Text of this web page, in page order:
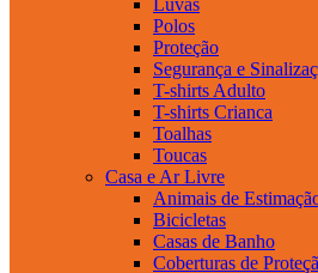
Polos
Proteção
Segurança e
T-shirts Adulto
T-shirts Crianca
Toalhas
Toucas
Casa e Ar Livre
Animais de
Bicicletas
Casas de Banho
Coberturas de